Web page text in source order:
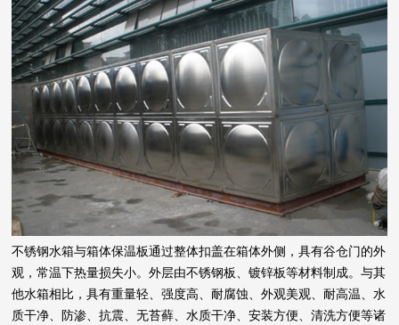
不锈钢水箱与箱体保温板通过整体扣盖在箱体外侧，具有谷仓门的外
观，常温下热量损失小。外层由不锈钢板、镀锌板等材料制成。与其
他水箱相比，具有重量轻、强度高、耐腐蚀、外观美观、耐高温、水
质干净、防渗、抗震、无苔藓、水质干净、安装方便、清洗方便等诸